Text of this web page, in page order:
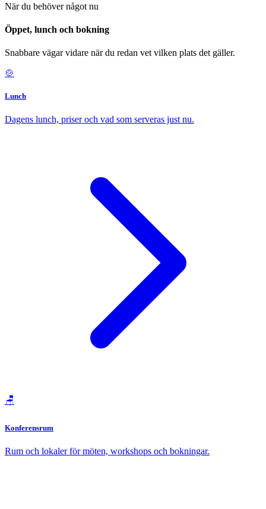
När du behöver något nu
Öppet, lunch och bokning
Snabbare vägar vidare när du redan vet vilken plats det gäller.
🍲
Lunch
Dagens lunch, priser och vad som serveras just nu.
🪑
Konferensrum
Rum och lokaler för möten, workshops och bokningar.